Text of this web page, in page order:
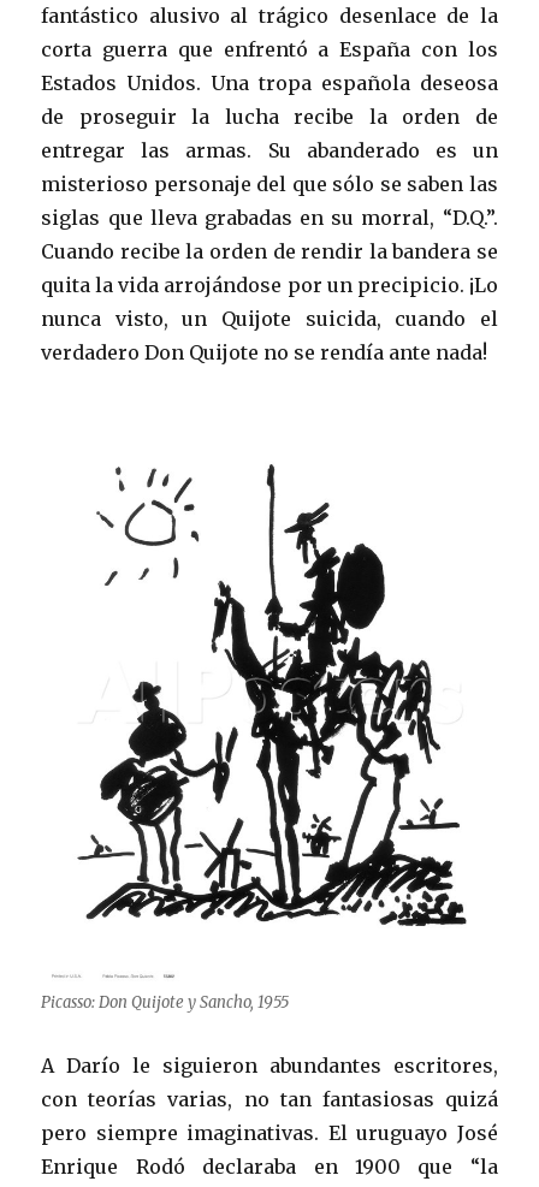
fantástico alusivo al trágico desenlace de la
corta guerra que enfrentó a España con los
Estados Unidos. Una tropa española deseosa
de proseguir la lucha recibe la orden de
entregar las armas. Su abanderado es un
misterioso personaje del que sólo se saben las
siglas que lleva grabadas en su morral, “D.Q.”.
Cuando recibe la orden de rendir la bandera se
quita la vida arrojándose por un precipicio. ¡Lo
nunca visto, un Quijote suicida, cuando el
verdadero Don Quijote no se rendía ante nada!
Picasso: Don Quijote y Sancho, 1955
A Darío le siguieron abundantes escritores,
con teorías varias, no tan fantasiosas quizá
pero siempre imaginativas. El uruguayo José
Enrique Rodó declaraba en 1900 que “la